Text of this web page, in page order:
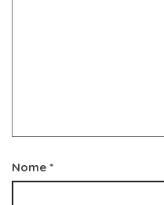
Nome *